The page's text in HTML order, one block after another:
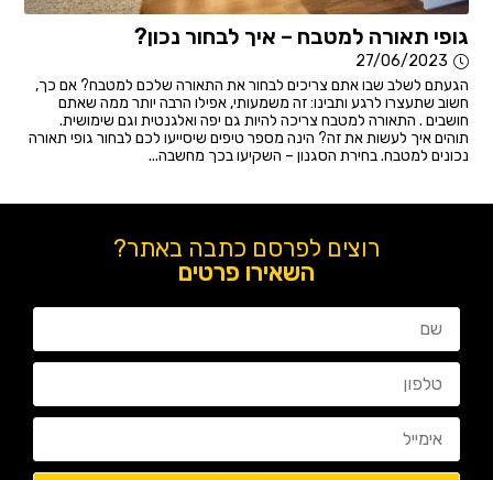
גופי תאורה למטבח – איך לבחור נכון?
27/06/2023
הגעתם לשלב שבו אתם צריכים לבחור את התאורה שלכם למטבח? אם כך,
חשוב שתעצרו לרגע ותבינו: זה משמעותי, אפילו הרבה יותר ממה שאתם
חושבים . התאורה למטבח צריכה להיות גם יפה ואלגנטית וגם שימושית.
תוהים איך לעשות את זה? הינה מספר טיפים שיסייעו לכם לבחור גופי תאורה
נכונים למטבח. בחירת הסגנון – השקיעו בכך מחשבה...
רוצים לפרסם כתבה באתר?
השאירו פרטים